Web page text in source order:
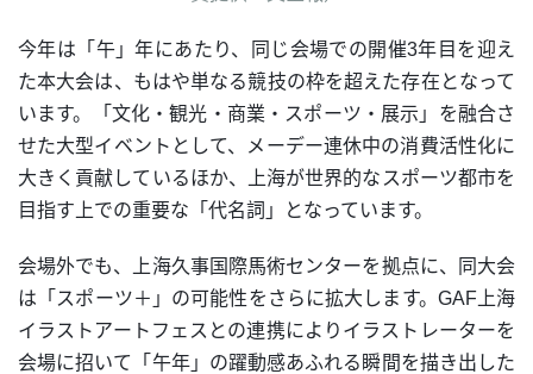
今年は「午」年にあたり、同じ会場での開催3年目を迎え
た本大会は、もはや単なる競技の枠を超えた存在となって
います。「文化・観光・商業・スポーツ・展示」を融合さ
せた大型イベントとして、メーデー連休中の消費活性化に
大きく貢献しているほか、上海が世界的なスポーツ都市を
目指す上での重要な「代名詞」となっています。
会場外でも、上海久事国際馬術センターを拠点に、同大会
は「スポーツ＋」の可能性をさらに拡大します。GAF上海
イラストアートフェスとの連携によりイラストレーターを
会場に招いて「午年」の躍動感あふれる瞬間を描き出した